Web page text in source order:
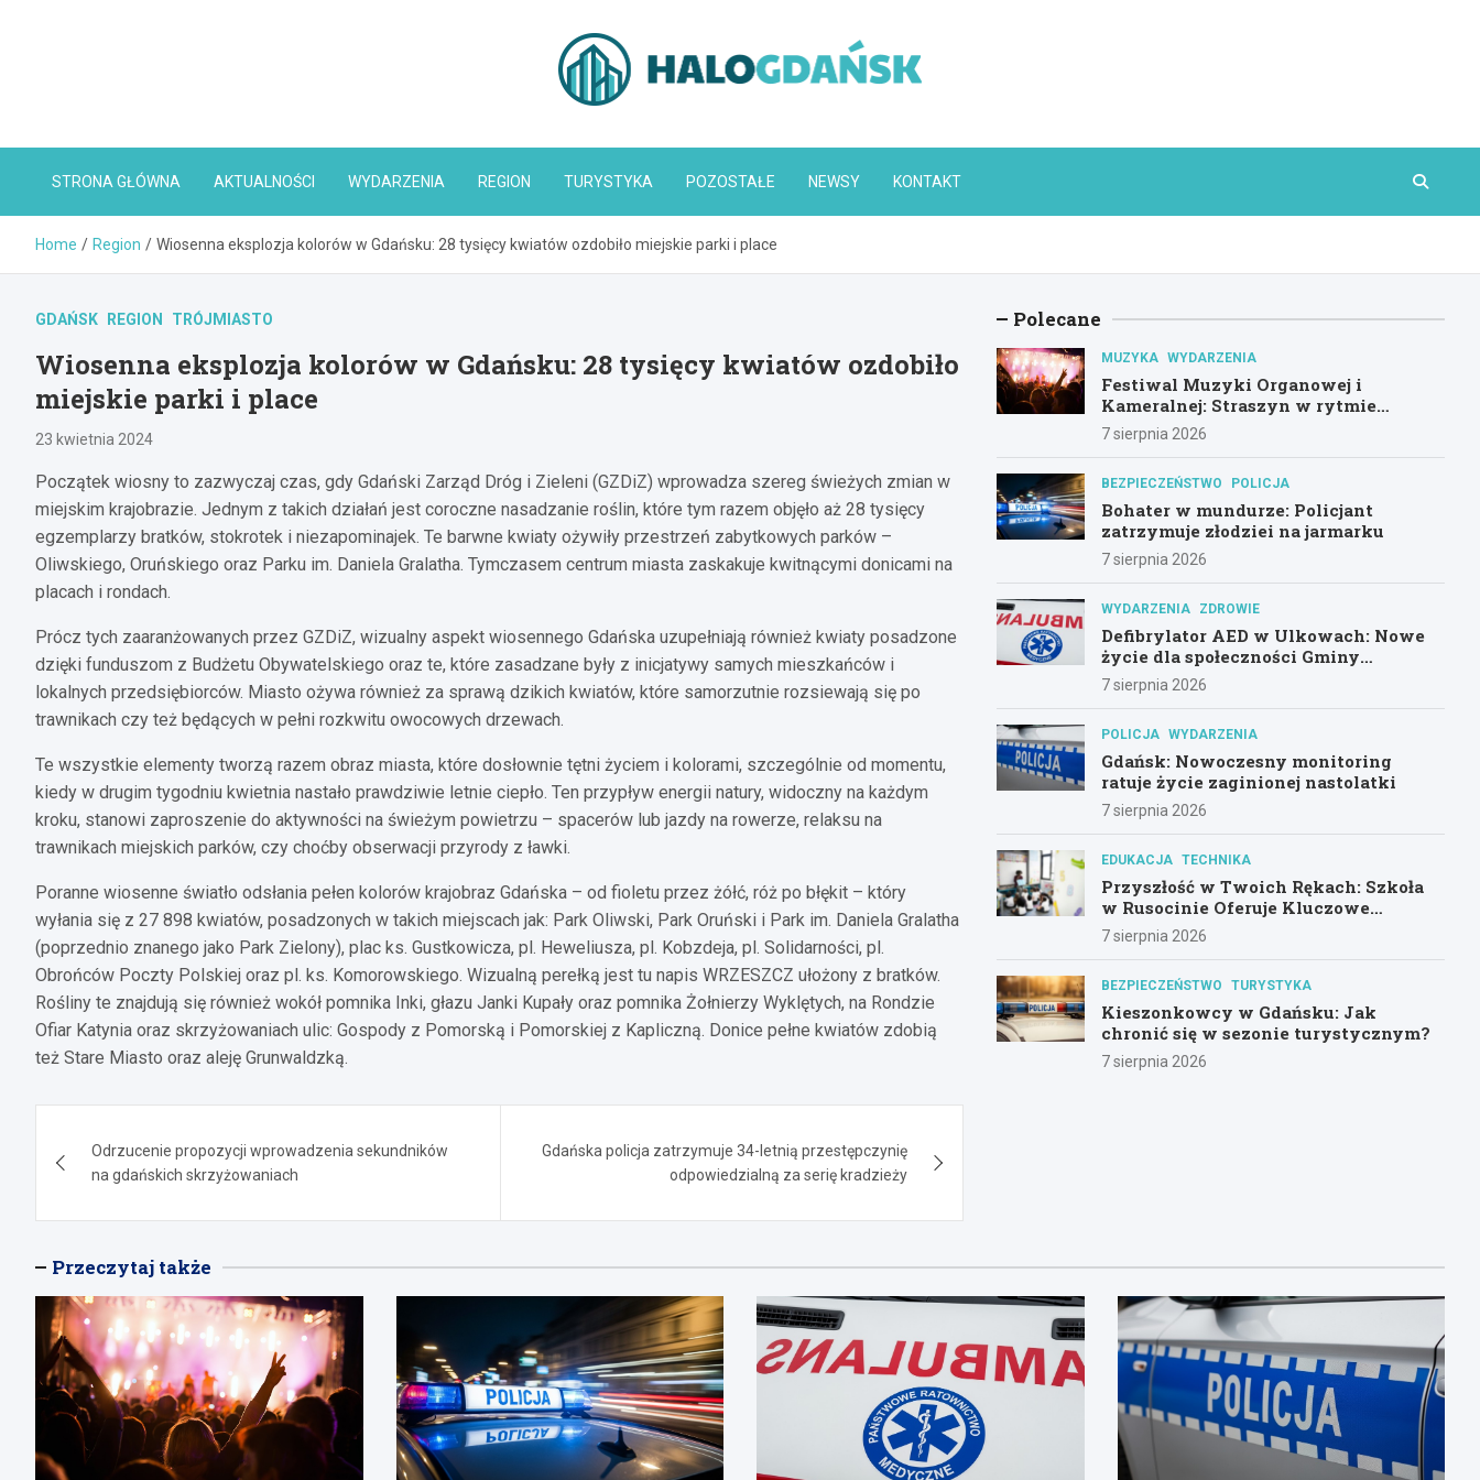
HaloGdańsk.pl
STRONA GŁÓWNA AKTUALNOŚCI WYDARZENIA REGION TURYSTYKA POZOSTAŁE NEWSY KONTAKT
Home Region Wiosenna eksplozja kolorów w Gdańsku: 28 tysięcy kwiatów ozdobiło miejskie parki i place
GDAŃSK REGION TRÓJMIASTO
Wiosenna eksplozja kolorów w Gdańsku: 28 tysięcy kwiatów ozdobiło
miejskie parki i place
23 kwietnia 2024
Początek wiosny to zazwyczaj czas, gdy Gdański Zarząd Dróg i Zieleni (GZDiZ) wprowadza szereg świeżych zmian w
miejskim krajobrazie. Jednym z takich działań jest coroczne nasadzanie roślin, które tym razem objęło aż 28 tysięcy
egzemplarzy bratków, stokrotek i niezapominajek. Te barwne kwiaty ożywiły przestrzeń zabytkowych parków –
Oliwskiego, Oruńskiego oraz Parku im. Daniela Gralatha. Tymczasem centrum miasta zaskakuje kwitnącymi donicami na
placach i rondach.
Prócz tych zaaranżowanych przez GZDiZ, wizualny aspekt wiosennego Gdańska uzupełniają również kwiaty posadzone
dzięki funduszom z Budżetu Obywatelskiego oraz te, które zasadzane były z inicjatywy samych mieszkańców i
lokalnych przedsiębiorców. Miasto ożywa również za sprawą dzikich kwiatów, które samorzutnie rozsiewają się po
trawnikach czy też będących w pełni rozkwitu owocowych drzewach.
Te wszystkie elementy tworzą razem obraz miasta, które dosłownie tętni życiem i kolorami, szczególnie od momentu,
kiedy w drugim tygodniu kwietnia nastało prawdziwie letnie ciepło. Ten przypływ energii natury, widoczny na każdym
kroku, stanowi zaproszenie do aktywności na świeżym powietrzu – spacerów lub jazdy na rowerze, relaksu na
trawnikach miejskich parków, czy choćby obserwacji przyrody z ławki.
Poranne wiosenne światło odsłania pełen kolorów krajobraz Gdańska – od fioletu przez żółć, róż po błękit – który
wyłania się z 27 898 kwiatów, posadzonych w takich miejscach jak: Park Oliwski, Park Oruński i Park im. Daniela Gralatha
(poprzednio znanego jako Park Zielony), plac ks. Gustkowicza, pl. Heweliusza, pl. Kobzdeja, pl. Solidarności, pl.
Obrońców Poczty Polskiej oraz pl. ks. Komorowskiego. Wizualną perełką jest tu napis WRZESZCZ ułożony z bratków.
Rośliny te znajdują się również wokół pomnika Inki, głazu Janki Kupały oraz pomnika Żołnierzy Wyklętych, na Rondzie
Ofiar Katynia oraz skrzyżowaniach ulic: Gospody z Pomorską i Pomorskiej z Kapliczną. Donice pełne kwiatów zdobią
też Stare Miasto oraz aleję Grunwaldzką.
wpisu
Odrzucenie propozycji wprowadzenia sekundników
na gdańskich skrzyżowaniach
Gdańska policja zatrzymuje 34-letnią przestępczynię
odpowiedzialną za serię kradzieży
Polecane
MUZYKA WYDARZENIA
Festiwal Muzyki Organowej i
Kameralnej: Straszyn w rytmie
klasyki
7 sierpnia 2026
BEZPIECZEŃSTWO POLICJA
Bohater w mundurze: Policjant
zatrzymuje złodziei na jarmarku
7 sierpnia 2026
WYDARZENIA ZDROWIE
Defibrylator AED w Ulkowach: Nowe
życie dla społeczności Gminy
Pszczółki
7 sierpnia 2026
POLICJA WYDARZENIA
Gdańsk: Nowoczesny monitoring
ratuje życie zaginionej nastolatki
7 sierpnia 2026
EDUKACJA TECHNIKA
Przyszłość w Twoich Rękach: Szkoła
w Rusocinie Oferuje Kluczowe
Umiejętności
7 sierpnia 2026
BEZPIECZEŃSTWO TURYSTYKA
Kieszonkowcy w Gdańsku: Jak
chronić się w sezonie turystycznym?
7 sierpnia 2026
Przeczytaj także